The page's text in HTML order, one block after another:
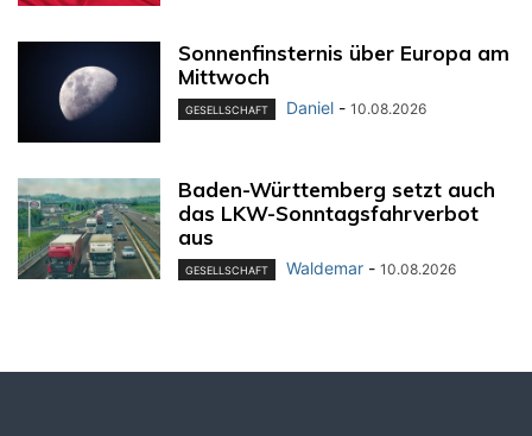
Sonnenfinsternis über Europa am
Mittwoch
GESELLSCHAFT Daniel - 10.08.2026
Baden-Württemberg setzt auch
das LKW-Sonntagsfahrverbot
aus
GESELLSCHAFT Waldemar - 10.08.2026